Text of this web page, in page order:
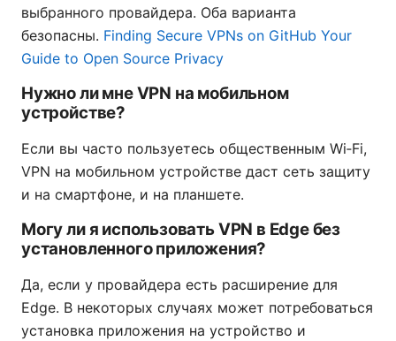
выбранного провайдера. Оба варианта
безопасны. Finding Secure VPNs on GitHub Your
Guide to Open Source Privacy
Нужно ли мне VPN на мобильном
устройстве?
Если вы часто пользуетесь общественным Wi‑Fi,
VPN на мобильном устройстве даст сеть защиту
и на смартфоне, и на планшете.
Могу ли я использовать VPN в Edge без
установленного приложения?
Да, если у провайдера есть расширение для
Edge. В некоторых случаях может потребоваться
установка приложения на устройство и